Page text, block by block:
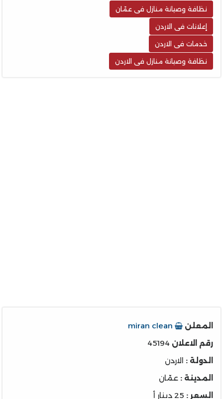
نظافة وصيانة منازل فى عمّان
إعلانات فى الاردن
خدمات فى الاردن
نظافة وصيانة منازل فى الاردن
المعلن
رقم الاعلان 45194
الدولة : الاردن
المدينة : عمّان
السعر : 25 دينار أ